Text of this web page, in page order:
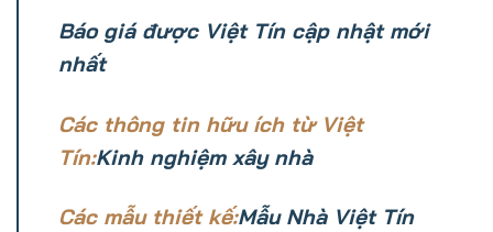
Báo giá được Việt Tín cập nhật mới
nhất
Các thông tin hữu ích từ Việt
Tín:Kinh nghiệm xây nhà
Các mẫu thiết kế:Mẫu Nhà Việt Tín